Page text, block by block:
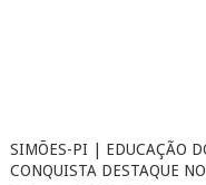
SIMÕES-PI | EDUCAÇÃO
CONQUISTA DESTAQUE